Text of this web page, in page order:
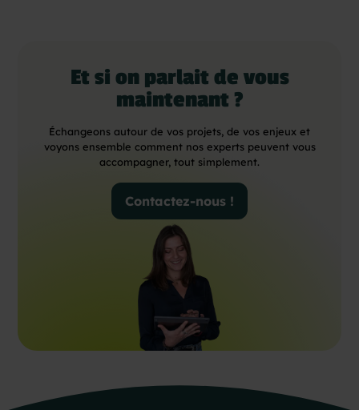
Et si on parlait de vous
maintenant ?
Échangeons autour de vos projets, de vos enjeux et
voyons ensemble comment nos experts peuvent vous
accompagner, tout simplement.
Contactez-nous !